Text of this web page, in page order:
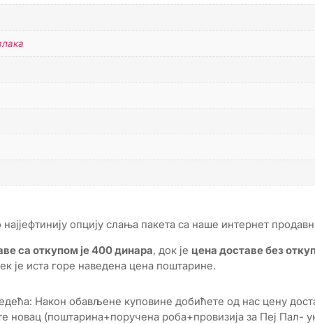
опцију слања пакета са наше интернет
са откупом је 400 динара, док је цена доставе без
је иста горе наведена цена поштарине.
Након обављене куповине добићете од нас цену
новац (поштарина+поручена роба+провизија за Пеј Пал-